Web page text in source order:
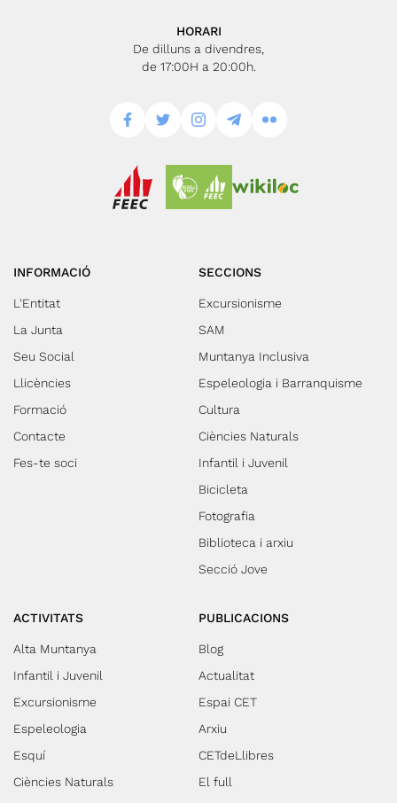
HORARI
De dilluns a divendres,
de 17:00H a 20:00h.
INFORMACIÓ
L'Entitat
La Junta
Seu Social
Llicències
Formació
Contacte
Fes-te soci
SECCIONS
Excursionisme
SAM
Muntanya Inclusiva
Espeleologia i Barranquisme
Cultura
Ciències Naturals
Infantil i Juvenil
Bicicleta
Fotografia
Biblioteca i arxiu
Secció Jove
ACTIVITATS
Alta Muntanya
Infantil i Juvenil
Excursionisme
Espeleologia
Esquí
Ciències Naturals
PUBLICACIONS
Blog
Actualitat
Espai CET
Arxiu
CETdeLlibres
El full